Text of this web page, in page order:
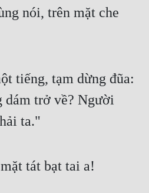
nói, trên mặt che
tiếng, tạm dừng đũa:
trở về? Người
ta."
tát bạt tai a!